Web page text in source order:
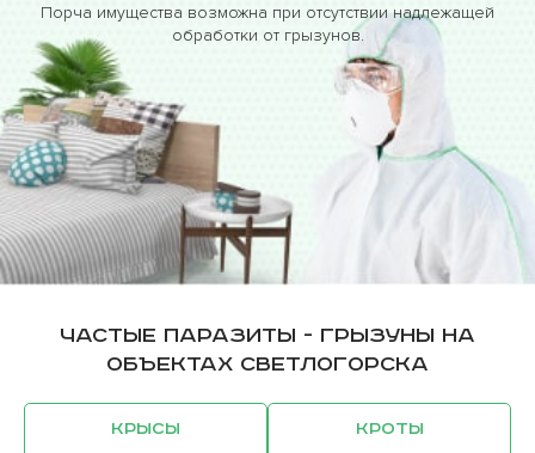
Порча имущества возможна при отсутствии надлежащей
обработки от грызунов.
Частые паразиты - грызуны на
объектах Светлогорска
Крысы Кроты